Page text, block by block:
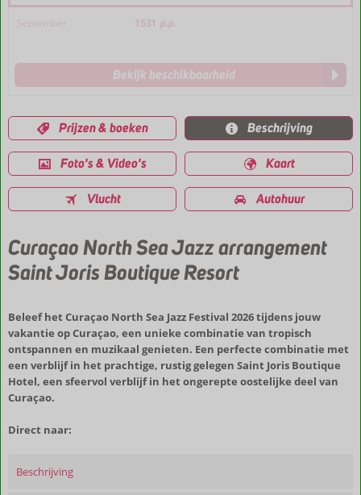
September 1531 p.p.
Bekijk beschikbaarheid
Prijzen & boeken Beschrijving
Foto's & Video's Kaart
Vlucht Autohuur
Curaçao North Sea Jazz arrangement
Saint Joris Boutique Resort
Beleef het Curaçao North Sea Jazz Festival 2026 tijdens jouw
vakantie op Curaçao, een unieke combinatie van tropisch
ontspannen en muzikaal genieten. Een perfecte combinatie met
een verblijf in het prachtige, rustig gelegen Saint Joris Boutique
Hotel, een sfeervol verblijf in het ongerepte oostelijke deel van
Curaçao.
Direct naar:
Beschrijving